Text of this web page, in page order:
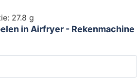
27.8 g
in Airfryer - Rekenmachine